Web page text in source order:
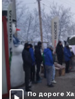
По дороге